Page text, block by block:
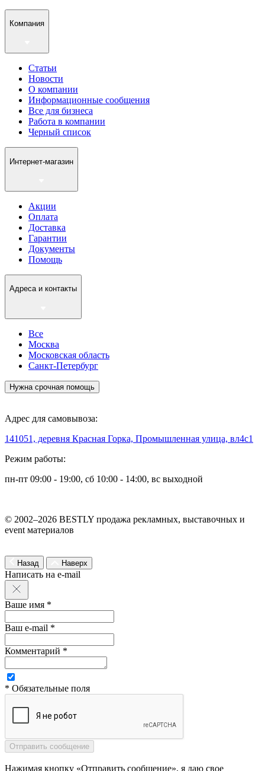
Компания
Статьи
Новости
О компании
Информационные сообщения
Все для бизнеса
Работа в компании
Черный список
Интернет-магазин
Акции
Оплата
Доставка
Гарантии
Документы
Помощь
Адреса и контакты
Все
Москва
Московская область
Санкт-Петербург
Нужна срочная помощь
Адрес для самовывоза:
141051, деревня Красная Горка, Промышленная улица, вл4с1
Режим работы:
пн-пт 09:00 - 19:00, сб 10:00 - 14:00, вс выходной
© 2002–2026 BESTLY продажа рекламных, выставочных и
event материалов
Назад Наверх
Написать на e-mail
Ваше имя *
Ваш e-mail *
Комментарий *
* Обязательные поля
Нажимая кнопку «Отправить сообщение», я даю свое